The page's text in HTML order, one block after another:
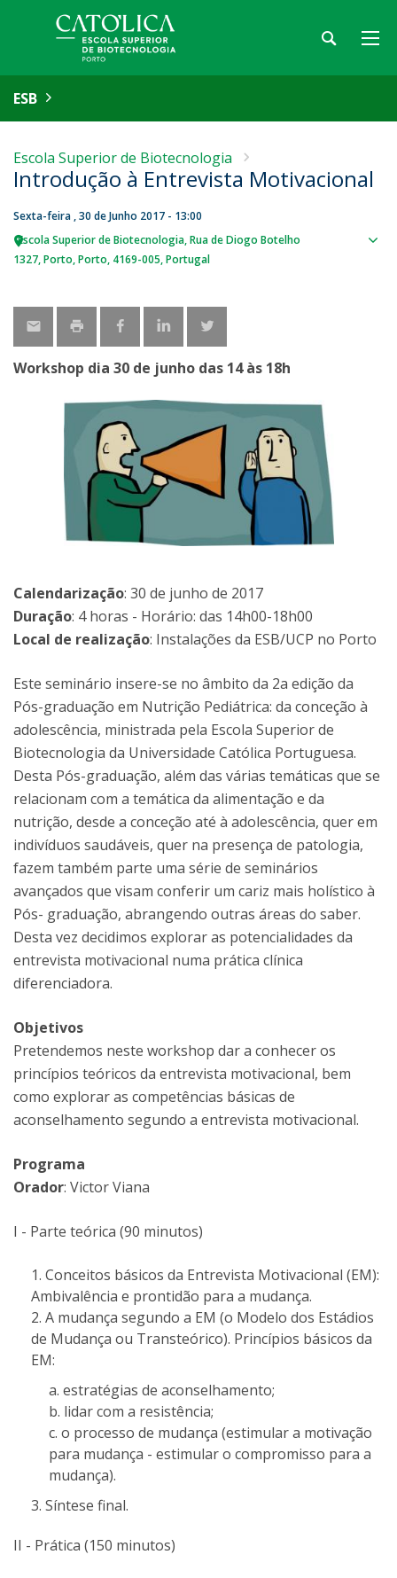
ESB
Escola Superior de Biotecnologia
Introdução à Entrevista Motivacional
Sexta-feira , 30 de Junho 2017 - 13:00
Escola Superior de Biotecnologia Rua de Diogo Botelho
1327 Porto Porto 4169-005 Portugal
Workshop dia 30 de junho das 14 às 18h
Calendarização: 30 de junho de 2017
Duração: 4 horas - Horário: das 14h00-18h00
Local de realização: Instalações da ESB/UCP no Porto
Este seminário insere-se no âmbito da 2a edição da
Pós-graduação em Nutrição Pediátrica: da conceção à
adolescência, ministrada pela Escola Superior de
Biotecnologia da Universidade Católica Portuguesa.
Desta Pós-graduação, além das várias temáticas que se
relacionam com a temática da alimentação e da
nutrição, desde a conceção até à adolescência, quer em
indivíduos saudáveis, quer na presença de patologia,
fazem também parte uma série de seminários
avançados que visam conferir um cariz mais holístico à
Pós- graduação, abrangendo outras áreas do saber.
Desta vez decidimos explorar as potencialidades da
entrevista motivacional numa prática clínica
diferenciadora.
Objetivos
Pretendemos neste workshop dar a conhecer os
princípios teóricos da entrevista motivacional, bem
como explorar as competências básicas de
aconselhamento segundo a entrevista motivacional.
Programa
Orador: Victor Viana
I - Parte teórica (90 minutos)
Conceitos básicos da Entrevista Motivacional (EM):
Ambivalência e prontidão para a mudança.
A mudança segundo a EM (o Modelo dos Estádios
de Mudança ou Transteórico). Princípios básicos da
EM:
estratégias de aconselhamento;
lidar com a resistência;
o processo de mudança (estimular a motivação
para mudança - estimular o compromisso para a
mudança).
Síntese final.
II - Prática (150 minutos)